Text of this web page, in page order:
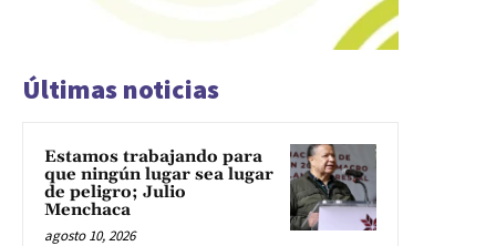
Últimas noticias
Estamos trabajando para
que ningún lugar sea lugar
de peligro; Julio
Menchaca
agosto 10, 2026